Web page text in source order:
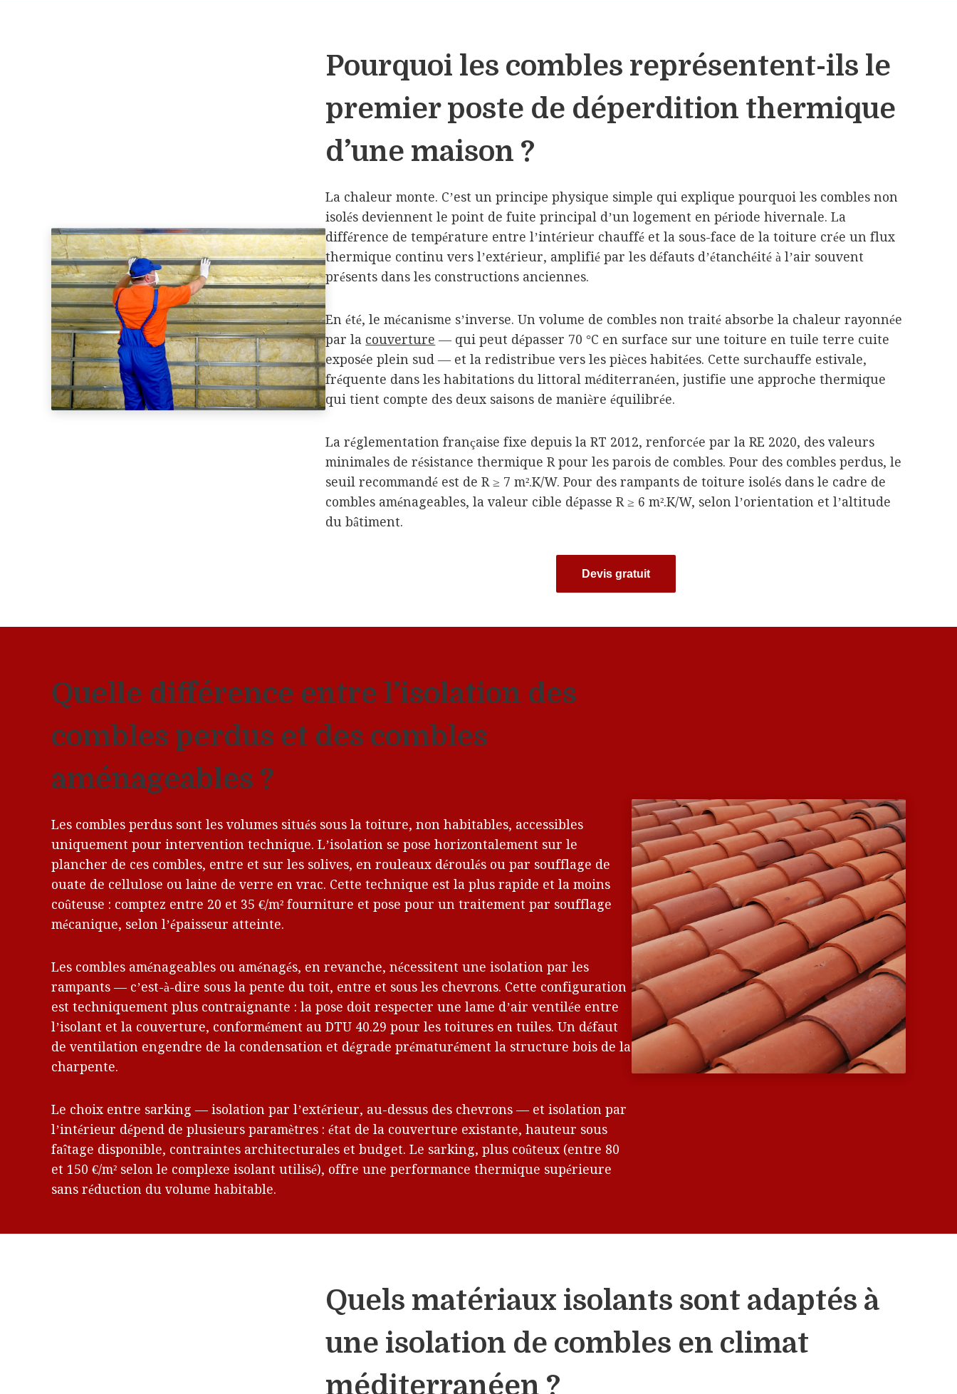
Pourquoi les combles représentent-ils le
premier poste de déperdition thermique
d’une maison ?
La chaleur monte. C’est un principe physique simple qui explique pourquoi les combles non
isolés deviennent le point de fuite principal d’un logement en période hivernale. La
différence de température entre l’intérieur chauffé et la sous-face de la toiture crée un flux
thermique continu vers l’extérieur, amplifié par les défauts d’étanchéité à l’air souvent
présents dans les constructions anciennes.
En été, le mécanisme s’inverse. Un volume de combles non traité absorbe la chaleur rayonnée
par la couverture — qui peut dépasser 70 °C en surface sur une toiture en tuile terre cuite
exposée plein sud — et la redistribue vers les pièces habitées. Cette surchauffe estivale,
fréquente dans les habitations du littoral méditerranéen, justifie une approche thermique
qui tient compte des deux saisons de manière équilibrée.
La réglementation française fixe depuis la RT 2012, renforcée par la RE 2020, des valeurs
minimales de résistance thermique R pour les parois de combles. Pour des combles perdus, le
seuil recommandé est de R ≥ 7 m².K/W. Pour des rampants de toiture isolés dans le cadre de
combles aménageables, la valeur cible dépasse R ≥ 6 m².K/W, selon l’orientation et l’altitude
du bâtiment.
Devis gratuit
Quelle différence entre l’isolation des
combles perdus et des combles
aménageables ?
Les combles perdus sont les volumes situés sous la toiture, non habitables, accessibles
uniquement pour intervention technique. L’isolation se pose horizontalement sur le
plancher de ces combles, entre et sur les solives, en rouleaux déroulés ou par soufflage de
ouate de cellulose ou laine de verre en vrac. Cette technique est la plus rapide et la moins
coûteuse : comptez entre 20 et 35 €/m² fourniture et pose pour un traitement par soufflage
mécanique, selon l’épaisseur atteinte.
Les combles aménageables ou aménagés, en revanche, nécessitent une isolation par les
rampants — c’est-à-dire sous la pente du toit, entre et sous les chevrons. Cette configuration
est techniquement plus contraignante : la pose doit respecter une lame d’air ventilée entre
l’isolant et la couverture, conformément au DTU 40.29 pour les toitures en tuiles. Un défaut
de ventilation engendre de la condensation et dégrade prématurément la structure bois de la
charpente.
Le choix entre sarking — isolation par l’extérieur, au-dessus des chevrons — et isolation par
l’intérieur dépend de plusieurs paramètres : état de la couverture existante, hauteur sous
faîtage disponible, contraintes architecturales et budget. Le sarking, plus coûteux (entre 80
et 150 €/m² selon le complexe isolant utilisé), offre une performance thermique supérieure
sans réduction du volume habitable.
Quels matériaux isolants sont adaptés à
une isolation de combles en climat
méditerranéen ?